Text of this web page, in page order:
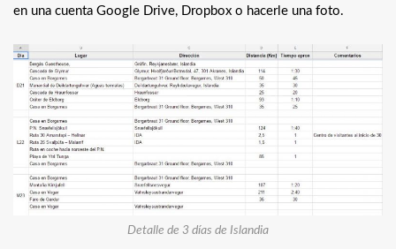
en una cuenta Google Drive, Dropbox o hacerle una foto.
Detalle de 3 días de Islandia